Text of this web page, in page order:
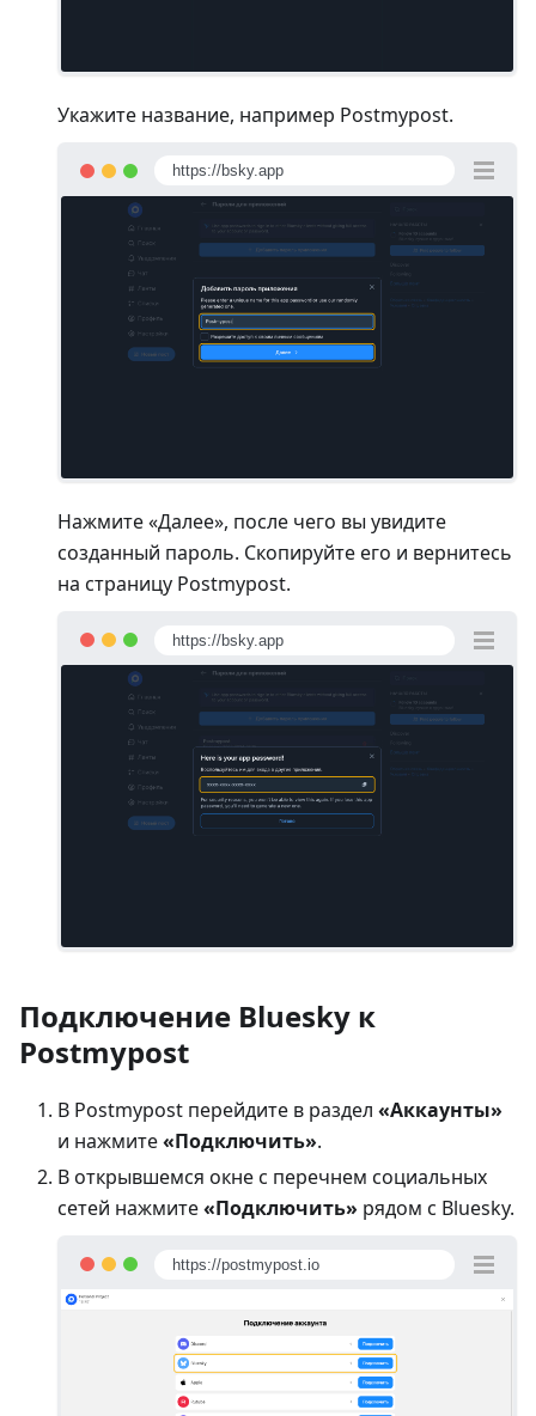
Укажите название, например Postmypost.
https://bsky.app
Нажмите «Далее», после чего вы увидите
созданный пароль. Скопируйте его и вернитесь
на страницу Postmypost.
https://bsky.app
Подключение Bluesky к
Postmypost
В Postmypost перейдите в раздел «Аккаунты»
и нажмите«Подключить».
В открывшемся окне с перечнем социальных
сетей нажмите«Подключить» рядом с Bluesky.
https://postmypost.io